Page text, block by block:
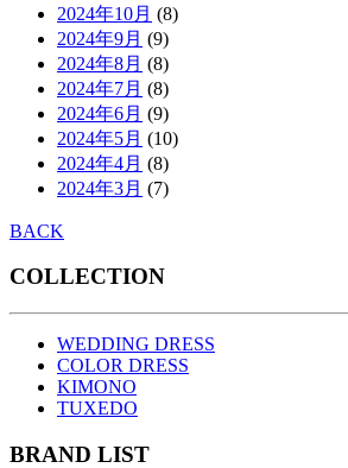
2024年10月 (8)
2024年9月 (9)
2024年8月 (8)
2024年7月 (8)
2024年6月 (9)
2024年5月 (10)
2024年4月 (8)
2024年3月 (7)
BACK
COLLECTION
WEDDING DRESS
COLOR DRESS
KIMONO
TUXEDO
BRAND LIST